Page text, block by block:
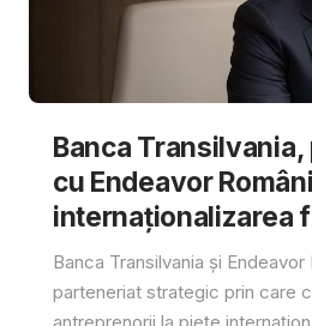
Banca
cu Endeavor
internaționalizarea
Banca Transilvania și Endeavor
parteneriat strategic prin care